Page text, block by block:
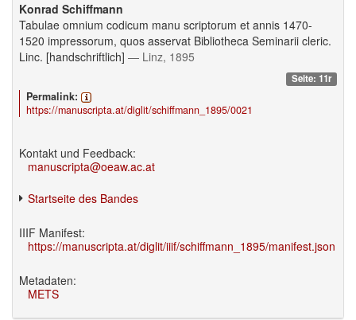
Konrad Schiffmann
Tabulae omnium codicum manu scriptorum et annis 1470-
1520 impressorum, quos asservat Bibliotheca Seminarii cleric.
Linc. [handschriftlich] — Linz, 1895
Seite: 11r
Permalink:
https://manuscripta.at/diglit/schiffmann_1895/0021
Kontakt und Feedback:
manuscripta@oeaw.ac.at
Startseite des Bandes
IIIF Manifest:
https://manuscripta.at/diglit/iiif/schiffmann_1895/manifest.json
Metadaten:
METS